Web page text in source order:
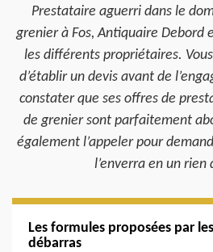
Prestataire aguerri dans le
grenier à Fos, Antiquaire Debord
les différents propriétaires.
d’établir un devis avant de
constater que ses offres de
de grenier sont parfaitement
également l’appeler pour
l’enverra en un rien
Les formules proposées par
débarras